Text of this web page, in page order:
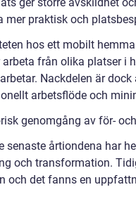
mer praktisk och
hos ett mobilt
arbeta från olika platser i
Nackdelen är
arbetsflöde och
genomgång av för-
senaste årtiondena har
och transformation.
och det fanns en